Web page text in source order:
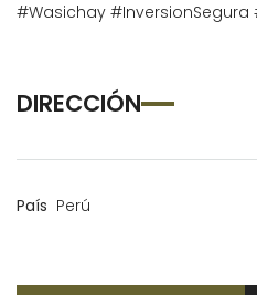
#Wasichay #InversionSegura
DIRECCIÓN
País Perú